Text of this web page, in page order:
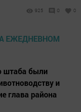
925 0 0
штаба были
и
глава района